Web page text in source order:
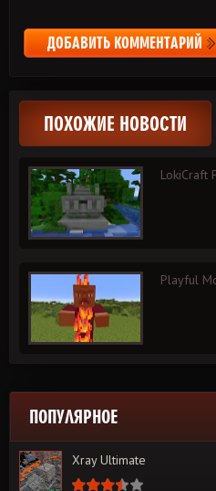
ДОБАВИТЬ КОММЕНТАРИЙ
ПОХОЖИЕ НОВОСТИ
LokiCraft
Playful
ПОПУЛЯРНОЕ
Xray Ultimate